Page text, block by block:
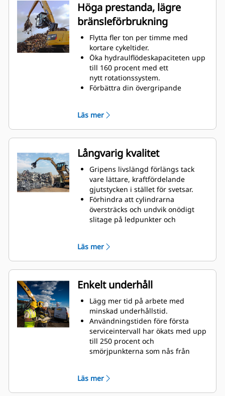
Höga prestanda, lägre
bränsleförbrukning
Flytta fler ton per timme med
kortare cykeltider.
Öka hydraulflödeskapaciteten upp
till 160 procent med ett
nytt rotationssystem.
Förbättra din övergripande
klokurvor.
Cat-maskinerna är
förprogrammerade med optimala
prestandainställningar för din grip
för att maximera matchningen och
effektiviteten hos maskin och grip.
Läs mer
Långvarig kvalitet
Gripens livslängd förlängs tack
vare lättare, kraftfördelande
gjutstycken i stället för svetsar.
Förhindra att cylindrarna
översträcks och undvik onödigt
slitage på ledpunkter och
nedre stopp på griphuset.
Styrka du kan lita på. Solid
konstruktion: innerklor och spetsar
är tillverkade av högkvalitativt stål
som står emot nötning och metall-
mot-metall-förslitning.
Ledpunkterna är gjutna för att
eliminera svaga punkter på
ramen.
Öka livslängden med gjutna
klospetsar som är lätta att byta.
Läs mer
Enkelt underhåll
Lägg mer tid på arbete med
minskad underhållstid.
Användningstiden före första
serviceintervall har ökats med upp
till 250 procent och
smörjpunkterna som nås från
Viktiga hydrauliska komponenter
har dragits om, vilket minskar
Läs mer